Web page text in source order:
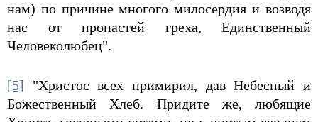
нам) по причине многого милосердия и возводя
нас от пропастей греха, Единственный
Человеколюбец".
[5] "Христос всех примирил, дав Небесный и
Божественный Хлеб. Придите же, любящие